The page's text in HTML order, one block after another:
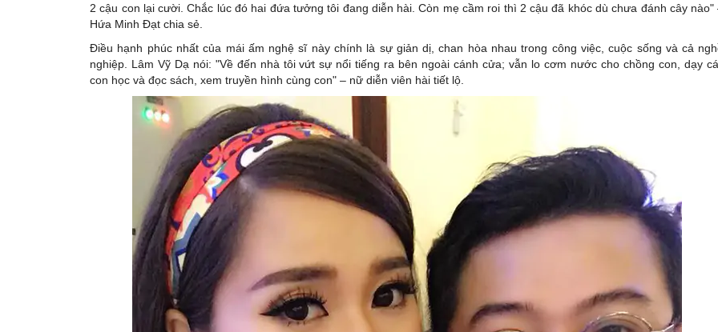
2 cậu con lại cười. Chắc lúc đó hai đứa tưởng tôi đang diễn hài. Còn mẹ cầm roi thì 2 cậu đã khóc dù chưa đánh cây nào"
Hứa Minh Đạt chia sẻ.
Điều hạnh phúc nhất của mái ấm nghệ sĩ này chính là sự giản dị, chan hòa nhau trong công việc, cuộc sống và cả
nghiệp. Lâm Vỹ Dạ nói: "Về đến nhà tôi vứt sự nổi tiếng ra bên ngoài cánh cửa; vẫn lo cơm nước cho chồng con, dạy
con học và đọc sách, xem truyền hình cùng con" – nữ diễn viên hài tiết lộ.